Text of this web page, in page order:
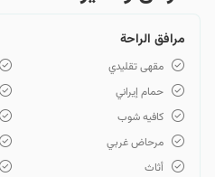
سبهبد قرني، مما يجعله قريبًا من
بوليفارد كشاورز وفردوسي. إن موقع
المدينة يجعله قريبًا من معظم الوزارات،
السياحية مثل كنيسة سيركيس
مرافق الراحة
مقهى تقليدي
حمام إيراني
كافيه شوب
مرحاض غربي
أثاث